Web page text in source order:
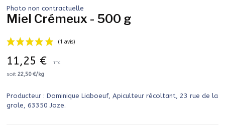
Photo non contractuelle
Miel Crémeux - 500 g
(1 avis)
11,25 € TTC
soit 22,50 €/kg
Producteur : Dominique Liaboeuf, Apiculteur récoltant, 23 rue de la
grole, 63350 Joze.